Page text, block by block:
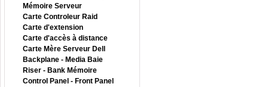
Mémoire Serveur
Carte Controleur Raid
Carte d'extension
Carte d'accès à distance
Carte Mère Serveur Dell
Backplane - Media Baie
Riser - Bank Mémoire
Control Panel - Front Panel